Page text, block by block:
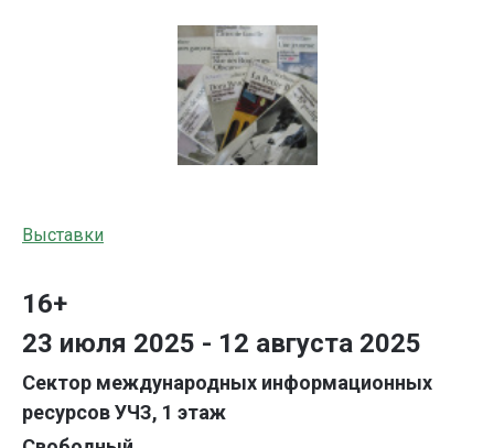
Выставки
16+
23 июля 2025 - 12 августа 2025
Сектор международных информационных
ресурсов УЧЗ, 1 этаж